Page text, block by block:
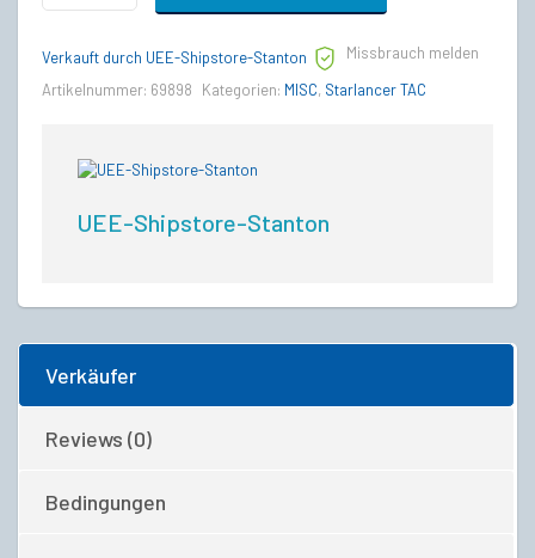
Starlancer
Upgrade
quantity
Verkauft durch UEE-Shipstore-Stanton
Missbrauch melden
Artikelnummer: 69898 Kategorien: MISC, Starlancer TAC
UEE-Shipstore-Stanton
Verkäufer
Reviews (0)
Bedingungen